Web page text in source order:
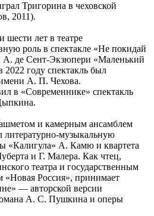
Тригорина в чеховской
2011).
шести лет в театре
роль в спектакле «Не покидай
А. де Сент-Экзюпери «Маленький
году спектакль был
А. П. Чехова.
в «Современнике» спектакль
и камерным ансамблем
музыкальную
«Калигула» А. Камю и квартета
и Г. Малера. Как чтец,
театра и государственным
«Новая Россия», принимает
— авторской версии
А. С. Пушкина и оперы